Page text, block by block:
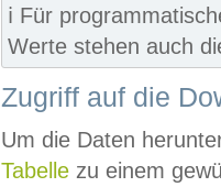
ℹ️ Für
Werte stehen auch
Zugriff auf die
Um die Daten
Tabelle zu einem